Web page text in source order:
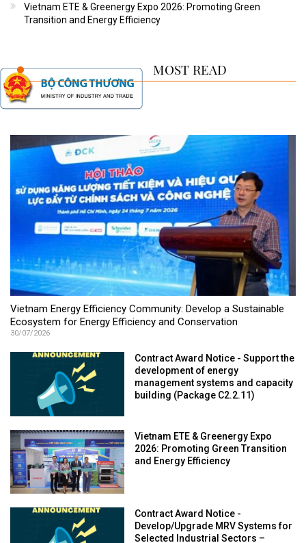
Vietnam ETE & Greenergy Expo 2026: Promoting Green
Transition and Energy Efficiency
MOST READ
Vietnam Energy Efficiency Community: Develop a Sustainable
Ecosystem for Energy Efficiency and Conservation
30/07/2026
Contract Award Notice - Support the
development of energy
management systems and capacity
building (Package C2.2.11)
Vietnam ETE & Greenergy Expo
2026: Promoting Green Transition
and Energy Efficiency
Contract Award Notice -
Develop/Upgrade MRV Systems for
Selected Industrial Sectors –